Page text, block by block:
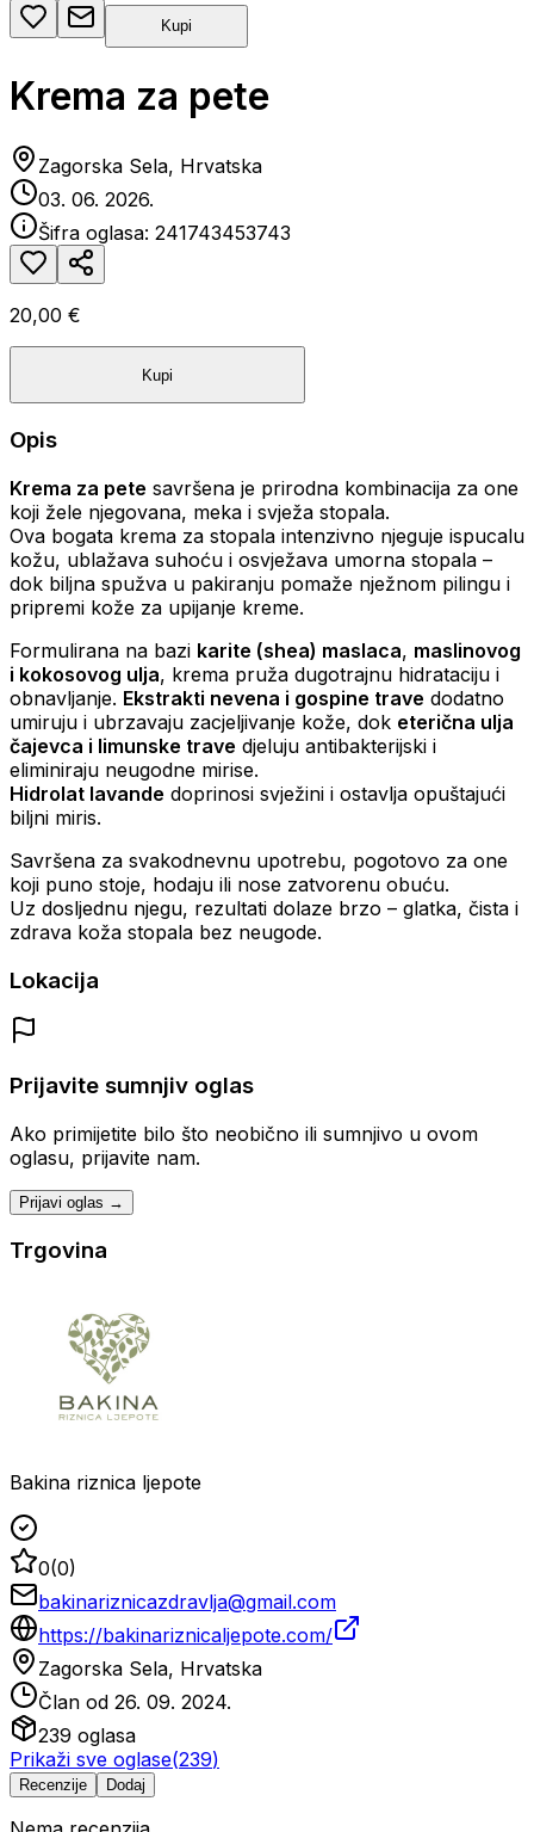
Kupi
Krema za pete
Zagorska Sela, Hrvatska
03. 06. 2026.
Šifra oglasa: 241743453743
20,00 €
Kupi
Opis
Krema za pete savršena je prirodna kombinacija za one
koji žele njegovana, meka i svježa stopala.
Ova bogata krema za stopala intenzivno njeguje ispucalu
kožu, ublažava suhoću i osvježava umorna stopala –
dok biljna spužva u pakiranju pomaže nježnom pilingu i
pripremi kože za upijanje kreme.
Formulirana na bazi karite (shea) maslaca, maslinovog
i kokosovog ulja, krema pruža dugotrajnu hidrataciju i
obnavljanje. Ekstrakti nevena i gospine trave dodatno
umiruju i ubrzavaju zacjeljivanje kože, dok eterična ulja
čajevca i limunske trave djeluju antibakterijski i
eliminiraju neugodne mirise.
Hidrolat lavande doprinosi svježini i ostavlja opuštajući
biljni miris.
Savršena za svakodnevnu upotrebu, pogotovo za one
koji puno stoje, hodaju ili nose zatvorenu obuću.
Uz dosljednu njegu, rezultati dolaze brzo – glatka, čista i
zdrava koža stopala bez neugode.
Lokacija
Prijavite sumnjiv oglas
Ako primijetite bilo što neobično ili sumnjivo u ovom
oglasu, prijavite nam.
Prijavi oglas →
Trgovina
Bakina riznica ljepote
0(0)
bakinariznicazdravlja@gmail.com
https://bakinariznicaljepote.com/
Zagorska Sela, Hrvatska
Član od 26. 09. 2024.
239 oglasa
Prikaži sve oglase(239)
Recenzije Dodaj